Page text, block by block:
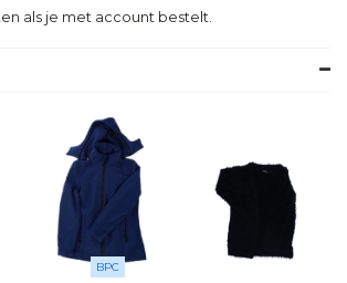
als je met account bestelt.
BPC